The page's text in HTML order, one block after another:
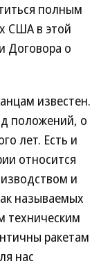
полным
США в этой
Договора о
известен.
положений, о
лет. Есть и
относится
и
называемых
техническим
ракетам
нас